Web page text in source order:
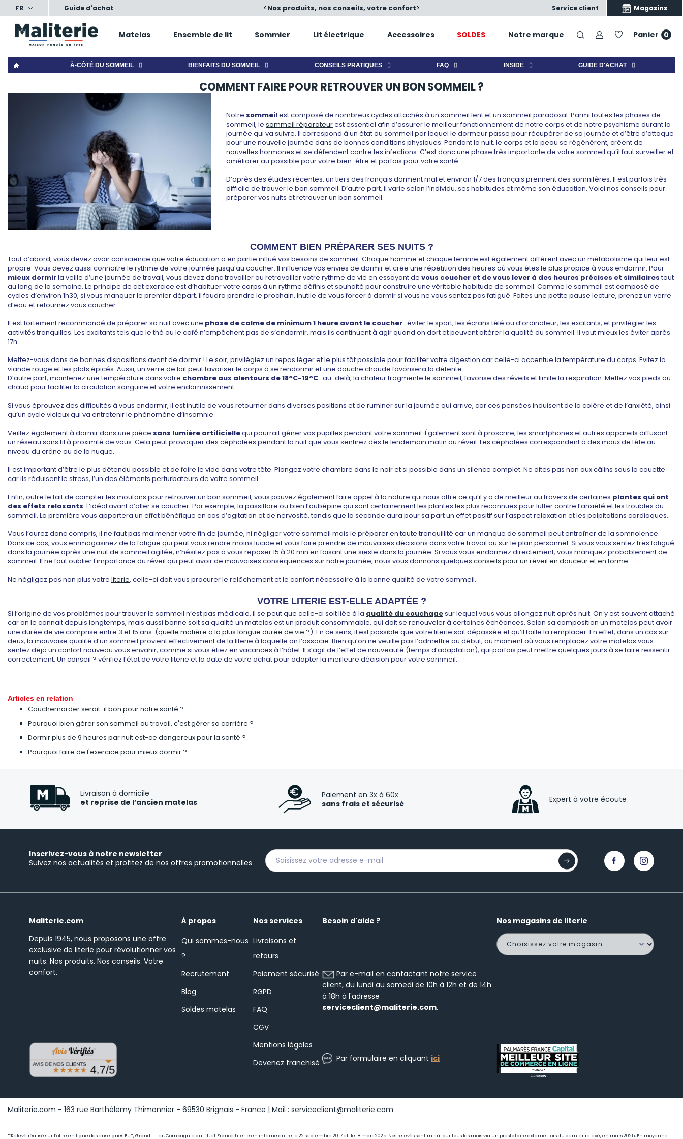
FR Guide d'achat <
nos conseils, votre confort Nos produits, nos conseils, votre confort Nos produits, nos conseils,
> Magasins
Service client
Matelas Ensemble de lit Sommier Lit électrique Accessoires SOLDES Notre marque Panier 0
À-CÔTÉ DU SOMMEIL BIENFAITS DU SOMMEIL CONSEILS PRATIQUES FAQ INSIDE GUIDE D'ACHAT
COMMENT FAIRE POUR RETROUVER UN BON SOMMEIL ?
Notre sommeilest composé de nombreux cycles attachés à un sommeil lent et un sommeil paradoxal. Parmi toutes les phases de
sommeil, le sommeil réparateurest essentiel afin d’assurer le meilleur fonctionnement de notre corps et de notre psychisme durant la
journée qui va suivre. Il correspond à un état du sommeil par lequel le dormeur passe pour récupérer de sa journée et d’être d’attaque
pour une nouvelle journée dans de bonnes conditions physiques. Pendant la nuit, le corps et la peau se régénèrent, créent de
nouvelles hormones et se défendent contre les infections. C’est donc une phase très importante de votre sommeil qu’il faut surveiller et
améliorer au possible pour votre bien-être et parfois pour votre santé.
D’après des études récentes, un tiers des français dorment mal et environ 1/7 des français prennent des somnifères. Il est parfois très
difficile de trouver le bon sommeil. D’autre part, il varie selon l’individu, ses habitudes et même son éducation. Voici nos conseils pour
préparer vos nuits et retrouver un bon sommeil.
COMMENT BIEN PRÉPARER SES NUITS ?
Tout d’abord, vous devez avoir conscience que votre éducation a en partie influé vos besoins de sommeil. Chaque homme et chaque femme est également différent avec un métabolisme qui leur est
propre. Vous devez aussi connaitre le rythme de votre journée jusqu’au coucher. Il influence vos envies de dormir et crée une répétition des heures où vous êtes le plus propice à vous endormir. Pour
mieux dormirla veille d’une journée de travail, vous devez donc travailler ou retravailler votre rythme de vie en essayant de vous coucher et de vous lever à des heures précises et similairestout
au long de la semaine. Le principe de cet exercice est d’habituer votre corps à un rythme définis et souhaité pour construire une véritable habitude de sommeil. Comme le sommeil est composé de
cycles d’environ 1h30, si vous manquer le premier départ, il faudra prendre le prochain. Inutile de vous forcer à dormir si vous ne vous sentez pas fatigué. Faites une petite pause lecture, prenez un verre
d’eau et retournez vous coucher.
Il est fortement recommandé de préparer sa nuit avec une phase de calme de minimum 1 heure avant le coucher : éviter le sport, les écrans télé ou d’ordinateur, les excitants, et privilégier les
activités tranquilles. Les excitants tels que le thé ou le café n’empêchent pas de s’endormir, mais ils continuent à agir quand on dort et peuvent altérer la qualité du sommeil. Il vaut mieux les éviter après
17h.
Mettez-vous dans de bonnes dispositions avant de dormir ! Le soir, privilégiez un repas léger et le plus tôt possible pour faciliter votre digestion car celle-ci accentue la température du corps. Evitez la
viande rouge et les plats épicés. Aussi, un verre de lait peut favoriser le corps à se rendormir et une douche chaude favorisera la détente.
D’autre part, maintenez une température dans votre chambre aux alentours de 18°C-19°C : au-delà, la chaleur fragmente le sommeil, favorise des réveils et limite la respiration. Mettez vos pieds au
chaud pour faciliter la circulation sanguine et votre endormissement.
Si vous éprouvez des difficultés à vous endormir, il est inutile de vous retourner dans diverses positions et de ruminer sur la journée qui arrive, car ces pensées induisent de la colère et de l’anxiété, ainsi
qu’un cycle vicieux qui va entretenir le phénomène d’insomnie.
Veillez également à dormir dans une pièce sans lumière artificiellequi pourrait gêner vos pupilles pendant votre sommeil. Également sont à proscrire, les smartphones et autres appareils diffusant
un réseau sans fil à proximité de vous. Cela peut provoquer des céphalées pendant la nuit que vous sentirez dès le lendemain matin au réveil. Les céphalées correspondent à des maux de tête au
niveau du crâne ou de la nuque.
Il est important d’être le plus détendu possible et de faire le vide dans votre tête. Plongez votre chambre dans le noir et si possible dans un silence complet. Ne dites pas non aux câlins sous la couette
car ils réduisent le stress, l’un des éléments perturbateurs de votre sommeil.
Enfin, outre le fait de compter les moutons pour retrouver un bon sommeil, vous pouvez également faire appel à la nature qui nous offre ce qu’il y a de meilleur au travers de certaines plantes qui ont
des effets relaxants. L’idéal avant d’aller se coucher. Par exemple, la passiflore ou bien l’aubépine qui sont certainement les plantes les plus reconnues pour lutter contre l’anxiété et les troubles du
sommeil. La première vous apportera un effet bénéfique en cas d’agitation et de nervosité, tandis que la seconde aura pour sa part un effet positif sur l’aspect relaxation et les palpitations cardiaques.
Vous l’aurez donc compris, il ne faut pas malmener votre fin de journée, ni négliger votre sommeil mais le préparer en toute tranquillité car un manque de sommeil peut entraîner de la somnolence.
Dans ce cas, vous emmagasinez de la fatigue qui peut vous rendre moins lucide et vous faire prendre de mauvaises décisions dans votre travail ou sur le plan personnel. Si vous vous sentez très fatigué
dans la journée après une nuit de sommeil agitée, n’hésitez pas à vous reposer 15 à 20 min en faisant une sieste dans la journée. Si vous vous endormez directement, vous manquez probablement de
sommeil. Il ne faut oublier l'importance du réveil qui peut avoir de mauvaises conséquences sur notre journée, nous vous donnons quelques conseils pour un réveil en douceur et en forme.
Ne négligez pas non plus votre literie, celle-ci doit vous procurer le relâchement et le confort nécessaire à la bonne qualité de votre sommeil.
VOTRE LITERIE EST-ELLE ADAPTÉE ?
Si l’origine de vos problèmes pour trouver le sommeil n’est pas médicale, il se peut que celle-ci soit liée à la qualité du couchagesur lequel vous vous allongez nuit après nuit. On y est souvent attaché
car on le connait depuis longtemps, mais aussi bonne soit sa qualité un matelas est un produit consommable, qui doit se renouveler à certaines échéances. Selon sa composition un matelas peut avoir
une durée de vie comprise entre 3 et 15 ans. (quelle matière a la plus longue durée de vie ?). En ce sens, il est possible que votre literie soit dépassée et qu’il faille la remplacer. En effet, dans un cas sur
deux, la mauvaise qualité d’un sommeil provient effectivement de la literie à laquelle on l’associe. Bien qu’on ne veuille pas l’admettre au début, au moment où vous remplacez votre matelas vous
sentez déjà un confort nouveau vous envahir, comme si vous étiez en vacances à l’hôtel. Il s’agit de l’effet de nouveauté (temps d’adaptation), qui parfois peut mettre quelques jours à se faire ressentir
correctement. Un conseil ? vérifiez l’état de votre literie et la date de votre achat pour adopter la meilleure décision pour votre sommeil.
Articles en relation
Cauchemarder serait-il bon pour notre santé ?
Pourquoi bien gérer son sommeil au travail, c'est gérer sa carrière ?
Dormir plus de 9 heures par nuit est-ce dangereux pour la santé ?
Pourquoi faire de l'exercice pour mieux dormir ?
Livraison à domicile
et reprise de l’ancien matelas
Paiement en 3x à 60x
sans frais et sécurisé
Expert à votre écoute
Inscrivez-vous à notre newsletter
Suivez nos actualités et profitez de nos offres promotionnelles
Maliterie.com
Depuis 1945, nous proposons une offre
exclusive de literie pour révolutionner vos
nuits. Nos produits. Nos conseils. Votre
confort.
À propos
Qui sommes-nous
?
Recrutement
Blog
Soldes matelas
Nos services
Livraisons et
retours
Paiement sécurisé
RGPD
FAQ
CGV
Mentions légales
Devenez franchisé
Besoin d'aide ?
Par e-mail en contactant notre service
client, du lundi au samedi de 10h à 12h et de 14h
à 18h à l'adresse
serviceclient@maliterie.com.
Par formulaire en cliquant ici
Nos magasins de literie
Maliterie.com - 163 rue Barthélemy Thimonnier - 69530 Brignais - France | Mail : serviceclient@maliterie.com
"*Relevé réalisé sur l’offre en ligne des enseignes BUT, Grand Litier, Compagnie du Lit, et France Literie en interne entre le 22 septembre 2017 et le 18 mars 2025. Nos relevés sont mis à jour tous les mois via un prestataire externe. Lors du dernier relevé, en mars 2025, En moyenne